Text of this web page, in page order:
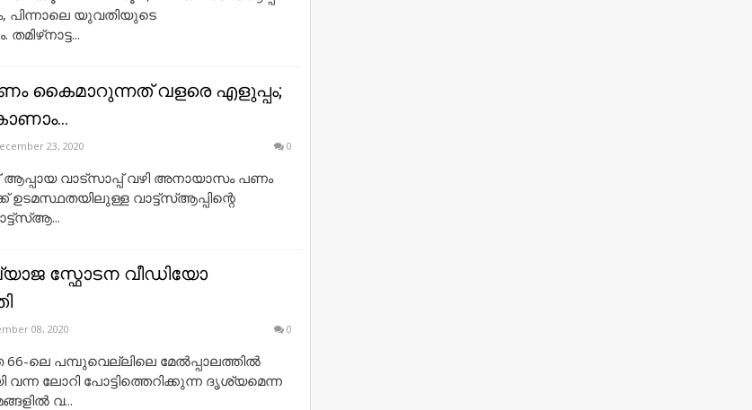
പിന്നാലെ യുവതിയുടെ
കൈമാറുന്നത് വളരെ എളുപ്പം;
23, 2020 0
വാട്സാപ്പ് വഴി അനായാസം പണം
വാട്ട്‌സ്‌ആപ്പിന്റെ
സ്ഫോടന വീഡിയോ
08, 2020 0
ലെ പമ്പുവെല്ലിലെ മേൽപ്പാലത്തിൽ
ലോറി പോട്ടിത്തെറിക്കുന്ന ദൃശ്യമെന്ന
വ...